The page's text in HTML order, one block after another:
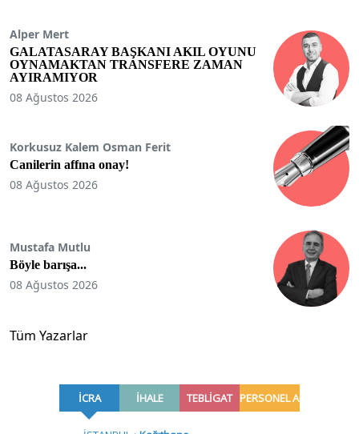
Alper Mert
GALATASARAY BAŞKANI AKIL OYUNU
OYNAMAKTAN TRANSFERE ZAMAN
AYIRAMIYOR
08 Ağustos 2026
Korkusuz Kalem Osman Ferit
Canilerin affına onay!
08 Ağustos 2026
Mustafa Mutlu
Böyle barışa...
08 Ağustos 2026
Tüm Yazarlar